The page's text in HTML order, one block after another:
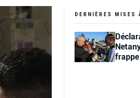
DERNIÈRES MISES
frappe